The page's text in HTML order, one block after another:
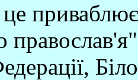
приваблює